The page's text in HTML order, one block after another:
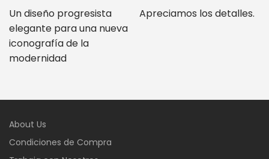
Un diseño progresista
elegante para una nueva
iconografía de la
modernidad
Apreciamos los detalles.
About Us
Condiciones de Compra